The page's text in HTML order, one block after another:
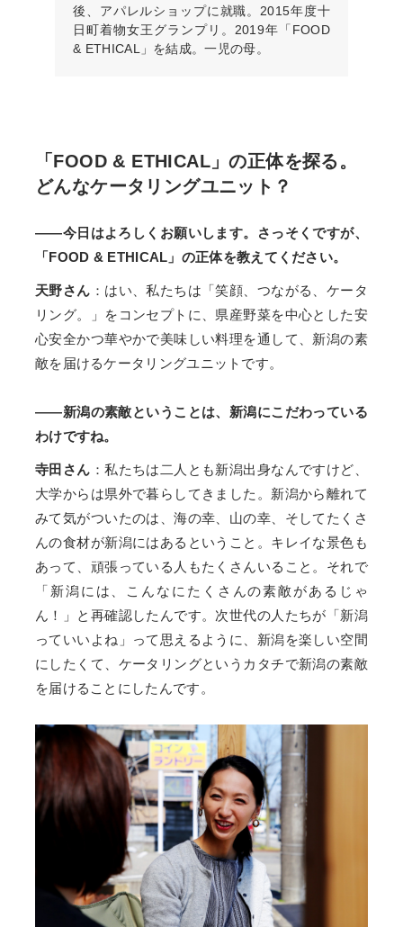
後、アパレルショップに就職。2015年度十
日町着物女王グランプリ。2019年「FOOD
& ETHICAL」を結成。一児の母。
「FOOD & ETHICAL」の正体を探る。
どんなケータリングユニット？
――今日はよろしくお願いします。さっそくですが、
「FOOD & ETHICAL」の正体を教えてください。
天野さん ：はい、私たちは「笑顔、つながる、ケータ
リング。」をコンセプトに、県産野菜を中心とした安
心安全かつ華やかで美味しい料理を通して、新潟の素
敵を届けるケータリングユニットです。
――新潟の素敵ということは、新潟にこだわっている
わけですね。
寺田さん ：私たちは二人とも新潟出身なんですけど、
大学からは県外で暮らしてきました。新潟から離れて
みて気がついたのは、海の幸、山の幸、そしてたくさ
んの食材が新潟にはあるということ。キレイな景色も
あって、頑張っている人もたくさんいること。それで
「新潟には、こんなにたくさんの素敵があるじゃ
ん！」と再確認したんです。次世代の人たちが「新潟
っていいよね」って思えるように、新潟を楽しい空間
にしたくて、ケータリングというカタチで新潟の素敵
を届けることにしたんです。